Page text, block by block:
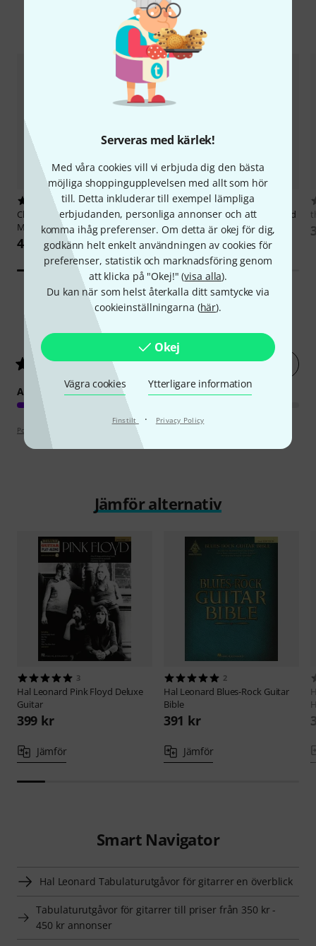
Serveras med kärlek!
Med våra cookies vill vi erbjuda dig den bästa
möjliga shoppingupplevelsen med allt som hör
till. Detta inkluderar till exempel lämpliga
erbjudanden, personliga annonser och att
komma ihåg preferenser. Om detta är okej för dig,
godkänn helt enkelt användningen av cookies för
preferenser, statistik och marknadsföring genom
att klicka på "Okej!" (visa alla).
Du kan när som helst återkalla ditt samtycke via
cookieinställningarna (här).
Okej
Vägra cookies Ytterligare information
Finstilt · Privacy Policy
Tillbehör & matchande produkter
68
Cherry Lane Music Company
Metallica Black Album Guitar
422 kr
17
Hal LeonardNirvana Unplugged
In New York
392 kr
8Kundbetyg
4.9/ 5 Betygsätt nu
ARRANGEMANG
Poängpolicy
Jämför alternativ
3
Hal Leonard Pink Floyd Deluxe
Guitar
399 kr
Jämför
2
Hal Leonard Blues-Rock Guitar
Bible
391 kr
Jämför
Smart Navigator
Hal Leonard Tabulaturutgåvor för gitarrer en överblick
Tabulaturutgåvor för gitarrer till priser från 350 kr -
450 kr annonser